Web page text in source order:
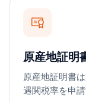
原産地証明
原産地証明書
遇関税率を申